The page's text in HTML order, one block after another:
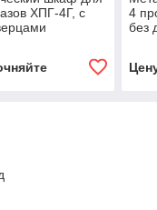
ХПГ-4Г, с
4
без